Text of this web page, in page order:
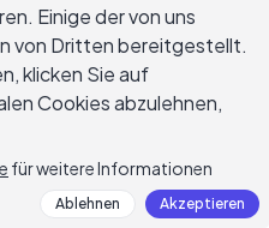
nicht mehr ob
wann sie schreiben
Artikel zeigt genau
Copywriting echte
Drafting hat,
bessere Arbeit leisten,
Workflow aufbaut, der
Einige der von uns
von Dritten bereitgestellt.
klicken Sie auf
Cookies abzulehnen,
für weitere Informationen
Ablehnen Akzeptieren